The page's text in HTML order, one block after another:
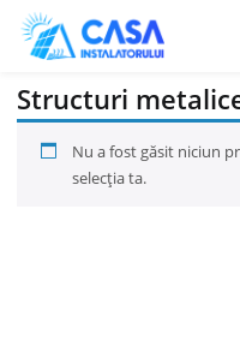
Structuri
Nu a fost găsit niciun
selecția ta.